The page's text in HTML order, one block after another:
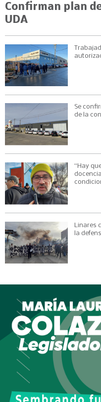
Confirman plan
UDA
Se
de la
“Hay
Linares
la